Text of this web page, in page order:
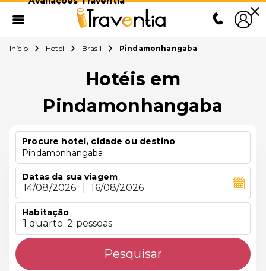
Início Hotel Brasil Pindamonhangaba
Hotéis em
Pindamonhangaba
Procure hotel, cidade ou destino
Pindamonhangaba
Datas da sua viagem
14/08/2026 16/08/2026
Habitação
1 quarto. 2 pessoas
Pesquisar